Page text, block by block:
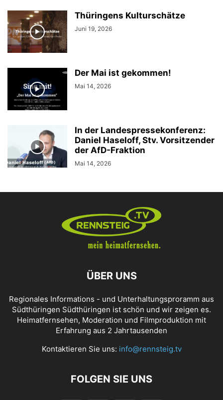
Thüringens Kulturschätze
Juni 19, 2026
Der Mai ist gekommen!
Mai 14, 2026
In der Landespressekonferenz:
Daniel Haseloff, Stv. Vorsitzender
der AfD-Fraktion
Mai 14, 2026
ÜBER UNS
Regionales Informations - und Unterhaltungsproramm aus
Südthüringen Südthüringen ist schön und wir zeigen es.
Heimatfernsehen, Moderation und Filmproduktion mit
Erfahrung aus 2 Jahrtausenden
Kontaktieren Sie uns: info@rennsteig.tv
FOLGEN SIE UNS